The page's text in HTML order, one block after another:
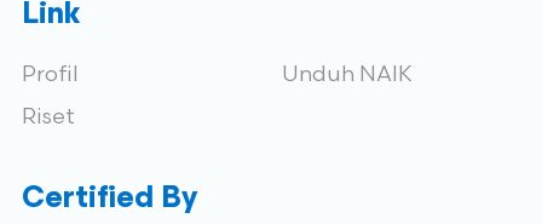
Link
Profil
Riset
Unduh NAIK
Certified By